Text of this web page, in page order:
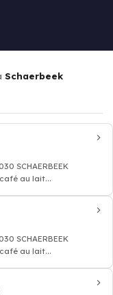
Schaerbeek
SCHAERBEEK
au lait...
SCHAERBEEK
au lait...